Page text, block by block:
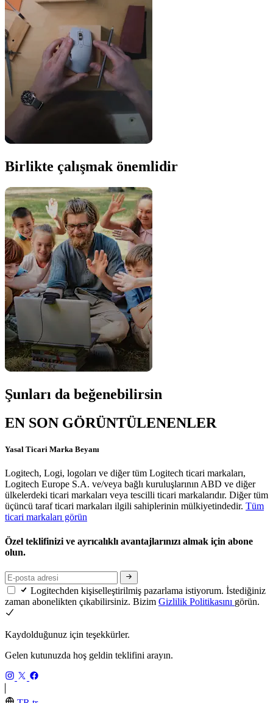
Birlikte çalışmak önemlidir
Şunları da beğenebilirsin
EN SON GÖRÜNTÜLENENLER
Yasal Ticari Marka Beyanı
Logitech, Logi, logoları ve diğer tüm Logitech ticari markaları,
Logitech Europe S.A. ve/veya bağlı kuruluşlarının ABD ve diğer
ülkelerdeki ticari markaları veya tescilli ticari markalarıdır. Diğer tüm
üçüncü taraf ticari markaları ilgili sahiplerinin mülkiyetindedir. Tüm
ticari markaları görün
Özel teklifinizi ve ayrıcalıklı avantajlarınızı almak için abone
olun.
Logitechden kişiselleştirilmiş pazarlama istiyorum. İstediğiniz
zaman abonelikten çıkabilirsiniz. Bizim Gizlilik Politikasını görün.
Kaydolduğunuz için teşekkürler.
Gelen kutunuzda hoş geldin teklifini arayın.